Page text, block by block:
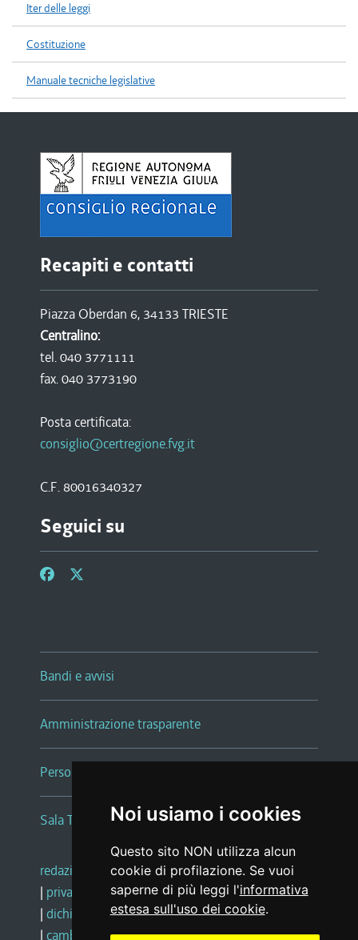
Noi usiamo i cookies
Questo sito NON utilizza alcun
cookie di profilazione. Se vuoi
saperne di più leggi l'informativa
estesa sull'uso dei cookie.
Iter delle leggi
Costituzione
Manuale tecniche legislative
Recapiti e contatti
Piazza Oberdan 6, 34133 TRIESTE
Centralino:
tel. 040 3771111
fax. 040 3773190
Posta certificata:
consiglio@certregione.fvg.it
C.F. 80016340327
Seguici su
Bandi e avvisi
Amministrazione trasparente
Persone e Uffici
Sala Tiziano Tessitori
redazione web |note legali |glossario
| privacy
social media policy
| dichiarazione di accessibilità |feedback
| cambio preferenze cookie